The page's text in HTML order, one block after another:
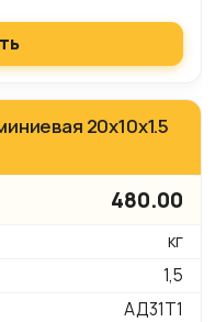
20х10х1.5
480.00
кг
1,5
АД31Т1